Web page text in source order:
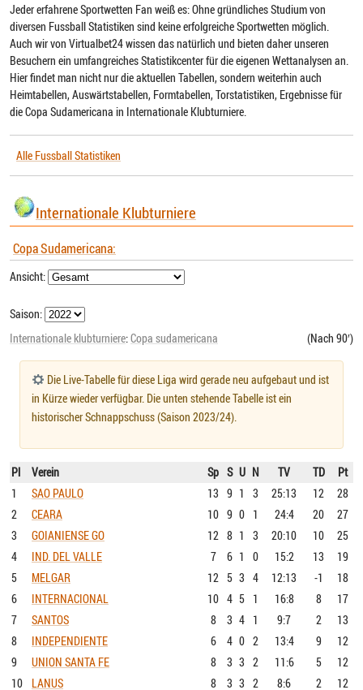
Jeder erfahrene Sportwetten Fan weiß es: Ohne gründliches Studium von
diversen Fussball Statistiken sind keine erfolgreiche Sportwetten möglich.
Auch wir von Virtualbet24 wissen das natürlich und bieten daher unseren
Besuchern ein umfangreiches Statistikcenter für die eigenen Wettanalysen an.
Hier findet man nicht nur die aktuellen Tabellen, sondern weiterhin auch
Heimtabellen, Auswärtstabellen, Formtabellen, Torstatistiken, Ergebnisse für
die Copa Sudamericana in Internationale Klubturniere.
Alle Fussball Statistiken
Internationale Klubturniere
Copa Sudamericana:
Ansicht:
Saison:
Internationale klubturniere:Copa sudamericana (Nach 90′)
Die Live-Tabelle für diese Liga wird gerade neu aufgebaut und ist
in Kürze wieder verfügbar. Die unten stehende Tabelle ist ein
historischer Schnappschuss (Saison 2023/24).
Pl Verein Sp S U N TV TD
Pt
1
SAO PAULO 13 9 1 3 25:13 12
28
2
CEARA 10 9 0 1 24:4 20
27
3
GOIANIENSE GO 12 8 1 3 20:10 10
25
4
IND. DEL VALLE 7 6 1 0 15:2 13
19
5
MELGAR 12 5 3 4 12:13 -1
18
6
INTERNACIONAL 10 4 5 1 16:8 8
17
7
SANTOS 8 3 4 1 9:7 2
13
8
INDEPENDIENTE 6 4 0 2 13:4 9
12
9
UNION SANTA FE 8 3 3 2 11:6 5
12
10
LANUS 8 3 3 2 8:6 2
12